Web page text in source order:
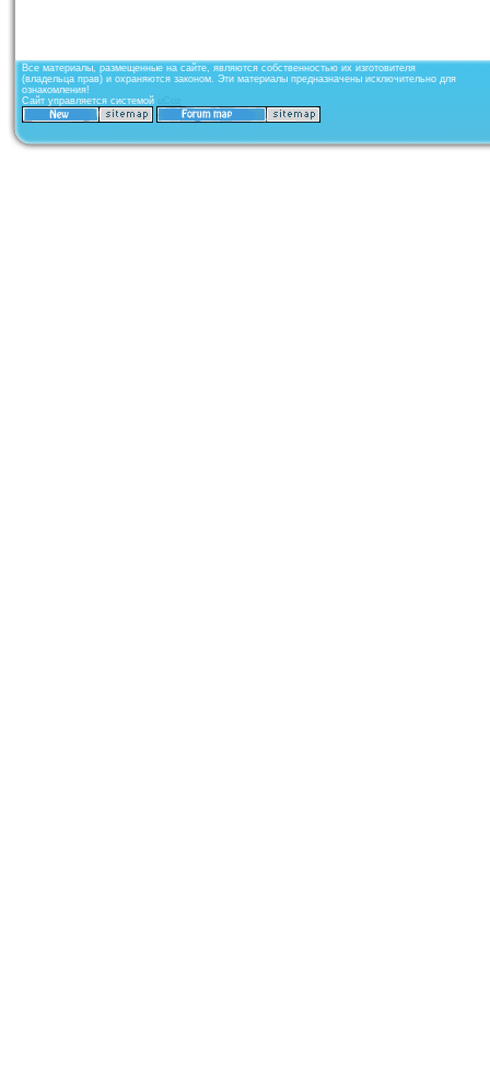
Все материалы, размещенные на сайте, являются собственностью их изготовителя
(владельца прав) и охраняются законом. Эти материалы предназначены исключительно для
ознакомления!
Сайт управляется системой